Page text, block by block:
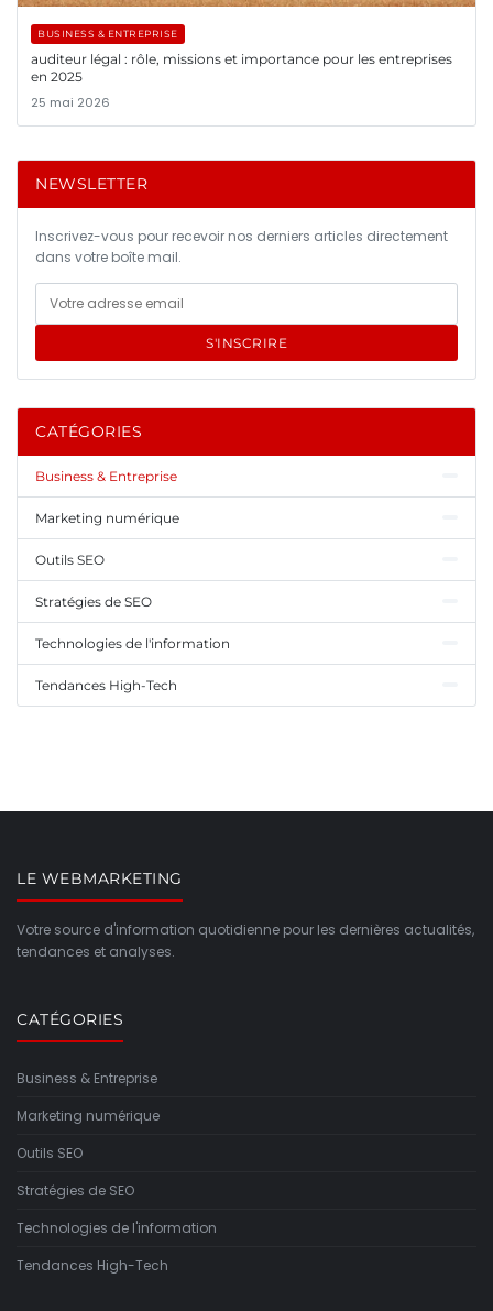
BUSINESS & ENTREPRISE
auditeur légal : rôle, missions et importance pour les entreprises
en 2025
25 mai 2026
NEWSLETTER
Inscrivez-vous pour recevoir nos derniers articles directement
dans votre boîte mail.
S'INSCRIRE
CATÉGORIES
Business & Entreprise
Marketing numérique
Outils SEO
Stratégies de SEO
Technologies de l'information
Tendances High-Tech
LE WEBMARKETING
Votre source d'information quotidienne pour les dernières actualités,
tendances et analyses.
CATÉGORIES
Business & Entreprise
Marketing numérique
Outils SEO
Stratégies de SEO
Technologies de l'information
Tendances High-Tech